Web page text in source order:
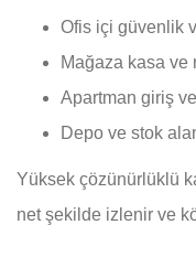
Ofis içi güvenlik
Mağaza kasa ve
Apartman giriş
Depo ve stok
Yüksek çözünürlüklü
net şekilde izlenir ve